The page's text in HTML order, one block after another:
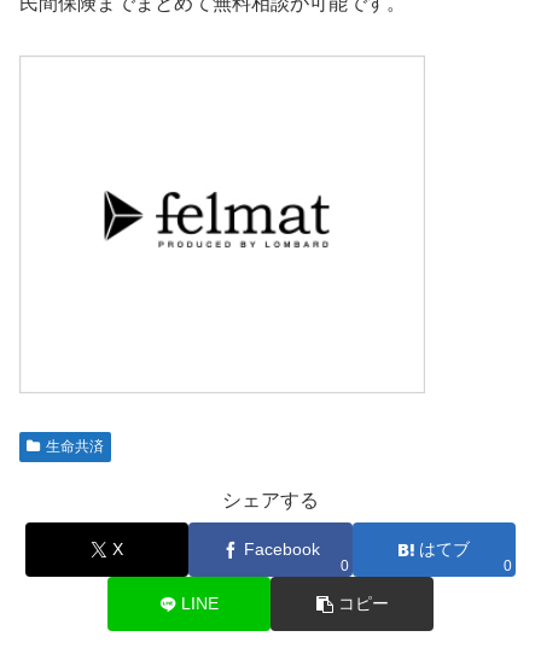
生命共済
シェアする
X Facebook
0
はてブ
0
LINE コピー